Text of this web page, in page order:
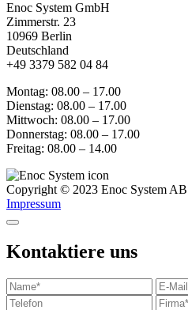
Enoc System GmbH
Zimmerstr. 23
10969 Berlin
Deutschland
+49 3379 582 04 84
Montag: 08.00 – 17.00
Dienstag: 08.00 – 17.00
Mittwoch: 08.00 – 17.00
Donnerstag: 08.00 – 17.00
Freitag: 08.00 – 14.00
Copyright © 2023 Enoc System AB
Impressum
Kontaktiere uns